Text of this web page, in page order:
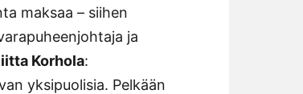
maksaa – siihen
ja
Korhola:
yksipuolisia. Pelkään